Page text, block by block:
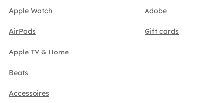
Apple Watch
AirPods
Apple TV & Home
Beats
Accessoires
Adobe
Gift cards